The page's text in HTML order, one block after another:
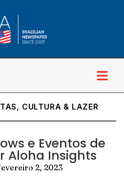
, CULTURA & LAZER
e Eventos de
Aloha Insights
2, 2023